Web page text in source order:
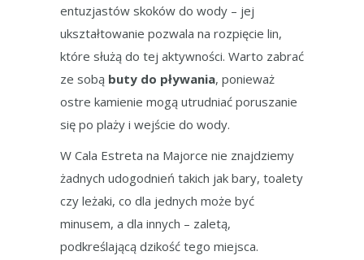
entuzjastów skoków do wody – jej
ukształtowanie pozwala na rozpięcie lin,
które służą do tej aktywności. Warto zabrać
ze sobą buty do pływania, ponieważ
ostre kamienie mogą utrudniać poruszanie
się po plaży i wejście do wody.
W Cala Estreta na Majorce nie znajdziemy
żadnych udogodnień takich jak bary, toalety
czy leżaki, co dla jednych może być
minusem, a dla innych – zaletą,
podkreślającą dzikość tego miejsca.